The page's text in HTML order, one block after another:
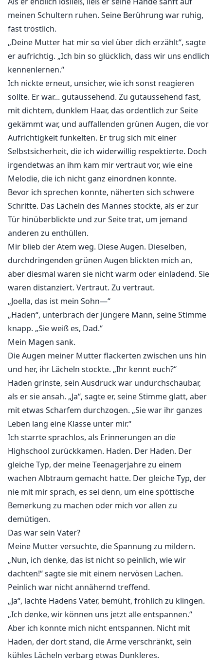
meinen Schultern ruhen. Seine Berührung war ruhig,
fast tröstlich.
„Deine Mutter hat mir so viel über dich erzählt“, sagte
er aufrichtig. „Ich bin so glücklich, dass wir uns endlich
kennenlernen.“
Ich nickte erneut, unsicher, wie ich sonst reagieren
sollte. Er war... gutaussehend. Zu gutaussehend fast,
mit dichtem, dunklem Haar, das ordentlich zur Seite
gekämmt war, und auffallenden grünen Augen, die vor
Aufrichtigkeit funkelten. Er trug sich mit einer
Selbstsicherheit, die ich widerwillig respektierte. Doch
irgendetwas an ihm kam mir vertraut vor, wie eine
Melodie, die ich nicht ganz einordnen konnte.
Bevor ich sprechen konnte, näherten sich schwere
Schritte. Das Lächeln des Mannes stockte, als er zur
Tür hinüberblickte und zur Seite trat, um jemand
anderen zu enthüllen.
Mir blieb der Atem weg. Diese Augen. Dieselben,
durchdringenden grünen Augen blickten mich an,
aber diesmal waren sie nicht warm oder einladend. Sie
waren distanziert. Vertraut. Zu vertraut.
„Joella, das ist mein Sohn—“
„Haden“, unterbrach der jüngere Mann, seine Stimme
knapp. „Sie weiß es, Dad.“
Mein Magen sank.
Die Augen meiner Mutter flackerten zwischen uns hin
und her, ihr Lächeln stockte. „Ihr kennt euch?“
Haden grinste, sein Ausdruck war undurchschaubar,
als er sie ansah. „Ja“, sagte er, seine Stimme glatt, aber
mit etwas Scharfem durchzogen. „Sie war ihr ganzes
Leben lang eine Klasse unter mir.“
Ich starrte sprachlos, als Erinnerungen an die
Highschool zurückkamen. Haden. Der Haden. Der
gleiche Typ, der meine Teenagerjahre zu einem
wachen Albtraum gemacht hatte. Der gleiche Typ, der
nie mit mir sprach, es sei denn, um eine spöttische
Bemerkung zu machen oder mich vor allen zu
demütigen.
Das war sein Vater?
Meine Mutter versuchte, die Spannung zu mildern.
„Nun, ich denke, das ist nicht so peinlich, wie wir
dachten!“ sagte sie mit einem nervösen Lachen.
Peinlich war nicht annähernd treffend.
„Ja“, lachte Hadens Vater, bemüht, fröhlich zu klingen.
„Ich denke, wir können uns jetzt alle entspannen.“
Aber ich konnte mich nicht entspannen. Nicht mit
Haden, der dort stand, die Arme verschränkt, sein
kühles Lächeln verbarg etwas Dunkleres.